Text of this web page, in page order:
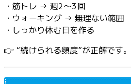
・筋トレ → 週2〜3回
・ウォーキング → 無理ない範囲
・しっかり休む日を作る
👉 “続けられる頻度”が正解です。